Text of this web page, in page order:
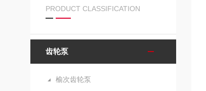
PRODUCT CLASSIFICATION
齿轮泵
榆次齿轮泵